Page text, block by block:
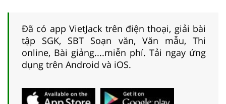
Đã có app VietJack trên điện thoại, giải bài
tập SGK, SBT Soạn văn, Văn mẫu, Thi
online, Bài giảng....miễn phí. Tải ngay ứng
dụng trên Android và iOS.